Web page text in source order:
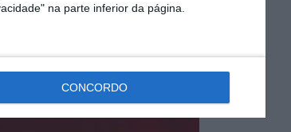
na parte inferior da página.
CONCORDO